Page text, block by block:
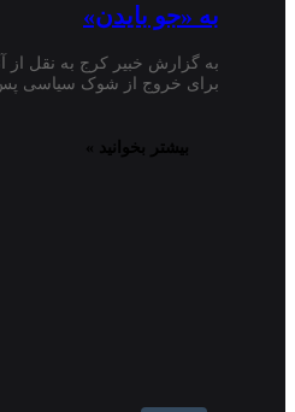
به «جو بایدن»
به گزارش خبیر کرج به نقل از
برای خروج از شوک سیاسی
بیشتر بخوانید »